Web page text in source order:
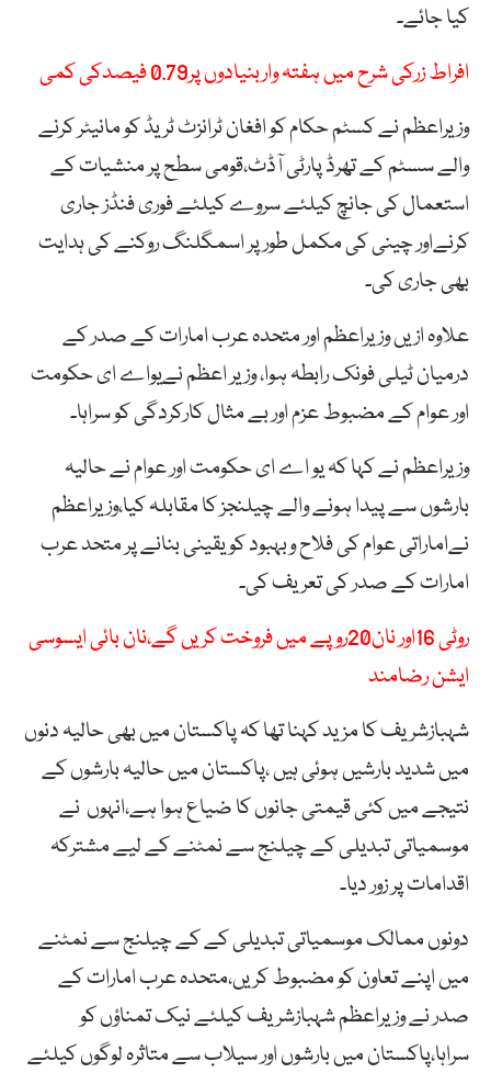
کیا جائے۔
افراط زرکی شرح میں ہفتہ واربنیادوں پر0.79 فیصدکی کمی
وزیراعظم نے کسٹم حکام کو افغان ٹرانزٹ ٹریڈ کو مانیٹر کرنے
والے سسٹم کے تھرڈ پارٹی آڈٹ،قومی سطح پر منشیات کے
استعمال کی جانچ کیلئے سروے کیلئے فوری فنڈز جاری
کرنےاور چینی کی مکمل طور پر اسمگلنگ روکنے کی ہدایت
بھی جاری کی۔
علاوہ ازیں وزیراعظم اور متحدہ عرب امارات کے صدر کے
درمیان ٹیلی فونک رابطہ ہوا، وزیر اعظم نےیواے ای حکومت
اور عوام کے مضبوط عزم اور بے مثال کارکردگی کو سراہا۔
وزیراعظم نے کہا کہ یو اے ای حکومت اور عوام نے حالیہ
بارشوں سے پیدا ہونے والے چیلنجز کا مقابلہ کیا،وزیراعظم
نےاماراتی عوام کی فلاح وبہبود کو یقینی بنانے پر متحد عرب
امارات کے صدر کی تعریف کی۔
روٹی 16اور نان20روپے میں فروخت کریں گے،نان بائی ایسوسی
ایشن رضامند
شہبازشریف کا مزید کہنا تھا کہ پاکستان میں بھی حالیہ دنوں
میں شدید بارشیں ہوئی ہیں ،پاکستان میں حالیہ بارشوں کے
نتیجے میں کئی قیمتی جانوں کا ضیاع ہوا ہے،انہوں نے
موسمیاتی تبدیلی کے چیلنج سے نمٹنے کے لیے مشترکہ
اقدامات پر زور دیا۔
دونوں ممالک موسمیاتی تبدیلی کے کے چیلنج سے نمٹنے
میں اپنے تعاون کو مضبوط کریں،متحدہ عرب امارات کے
صدر نے وزیراعظم شہبازشریف کیلئے نیک تمناؤں کو
سراہا،پاکستان میں بارشوں اور سیلاب سے متاثرہ لوگوں کیلئے